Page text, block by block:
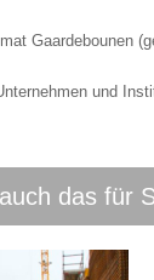
Gaardebounen
und
das für